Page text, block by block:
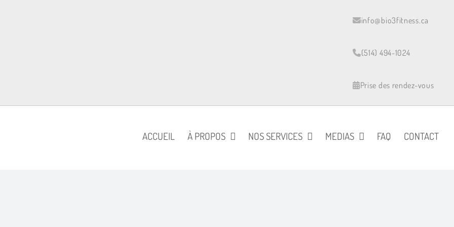
info@bio3fitness.ca
(514) 494-1024
Prise des rendez-vous
ACCUEIL À PROPOS NOS SERVICES MEDIAS FAQ CONTACT